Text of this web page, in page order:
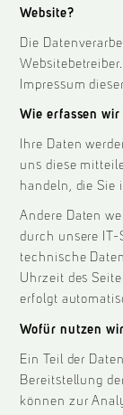
Website?
Die
Impressum
Wie erfassen
Ihre Daten
uns diese
handeln, die Sie
Andere Daten
durch unsere IT-
technische
Uhrzeit des
erfolgt
Wofür nutzen
Ein Teil der
Bereitstellung
können zur